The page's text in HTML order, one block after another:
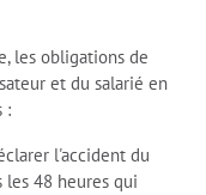
les obligations de
et du salarié en
:
l'accident du
les 48 heures qui